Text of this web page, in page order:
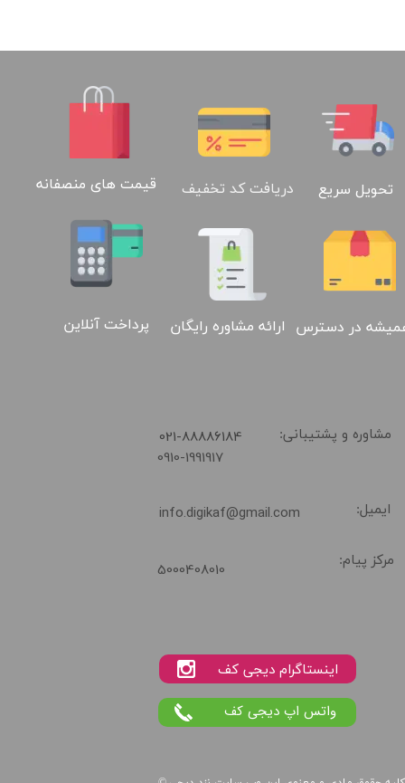
تحویل سریع دریافت کد تخفیف قیمت های منصفانه
در دسترس ارائه مشاوره رایگان پرداخت آنلاین
مشاوره و پشتیبانی: ​021-88886184
info.digikaf@gmail.com ایمیل:
مرکز پیام: 5000408010
0910-1991917
واتس اپ دیجی کف